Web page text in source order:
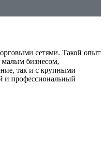
сетями. Такой опыт
малым бизнесом,
так и с крупными
и профессиональный